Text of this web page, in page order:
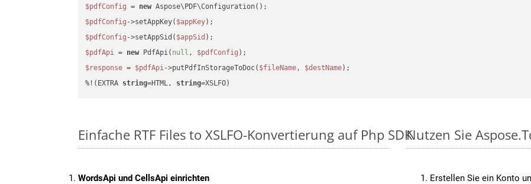
$pdfConfig = new
$pdfConfig ->setAppKey( $appKey
$pdfConfig ->setAppSid( $appSid
$pdfApi = new PdfApi( null , $pdfConfig
$response = $pdfApi->putPdfInStorageToDoc( $fileName, $destName);
%!(EXTRA string=HTML, string=XSLFO)
Einfache RTF Files to XSLFO-Konvertierung auf Php SDK
WordsApi und CellsApi einrichten
Nutzen Sie
Erstellen Sie ein Konto